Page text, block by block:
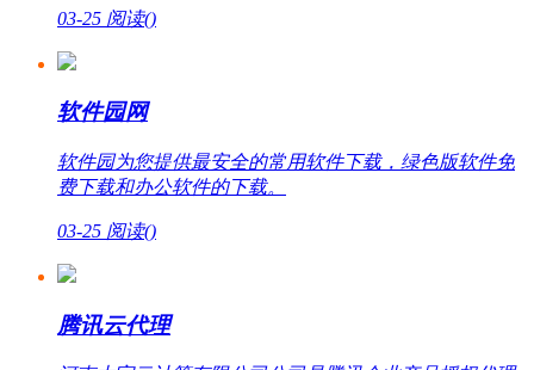
03-25 阅读()
软件园网
软件园为您提供最安全的常用软件下载，绿色版软件免
费下载和办公软件的下载。
03-25 阅读()
腾讯云代理